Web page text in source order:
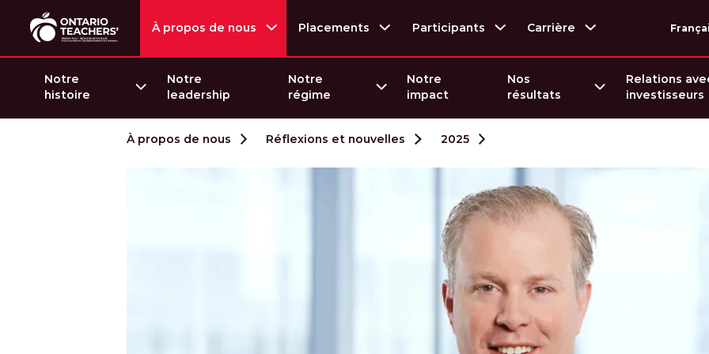
À propos de nous Placements Participants Carrière
Notre
histoire
Notre
leadership
Notre
régime
Notre
impact
Nos
résultats
Relations
investisseurs
À propos de nous Réflexions et nouvelles 2025